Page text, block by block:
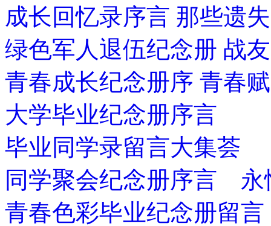
成长回忆录序言 那些遗
绿色军人退伍纪念册 战
青春成长纪念册序 青春赋
大学毕业纪念册序言
毕业同学录留言大集荟
同学聚会纪念册序言 永
青春色彩毕业纪念册留言